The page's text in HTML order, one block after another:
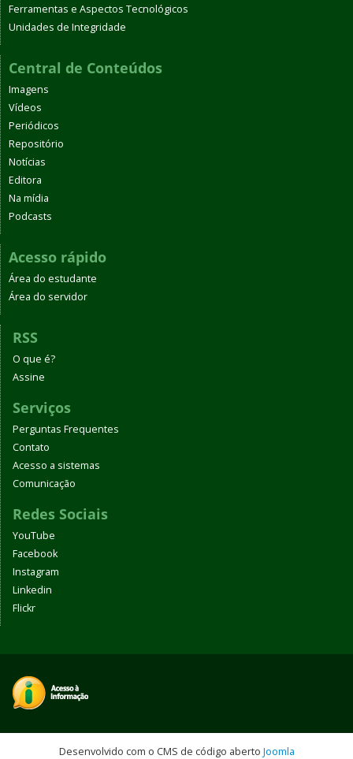
Ferramentas e Aspectos Tecnológicos
Unidades de Integridade
Central de Conteúdos
Imagens
Vídeos
Periódicos
Repositório
Notícias
Editora
Na mídia
Podcasts
Acesso rápido
Área do estudante
Área do servidor
RSS
O que é?
Assine
Serviços
Perguntas Frequentes
Contato
Acesso a sistemas
Comunicação
Redes Sociais
YouTube
Facebook
Instagram
Linkedin
Flickr
Desenvolvido com o CMS de código aberto Joomla